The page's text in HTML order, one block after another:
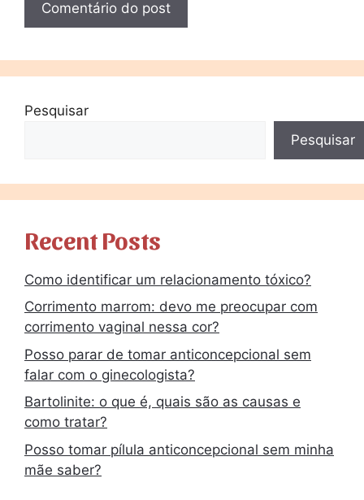
Pesquisar
Pesquisar
Recent Posts
Como identificar um relacionamento tóxico?
Corrimento marrom: devo me preocupar com
corrimento vaginal nessa cor?
Posso parar de tomar anticoncepcional sem
falar com o ginecologista?
Bartolinite: o que é, quais são as causas e
como tratar?
Posso tomar pílula anticoncepcional sem minha
mãe saber?